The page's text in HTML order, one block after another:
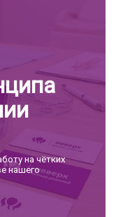
на чётких
нашего